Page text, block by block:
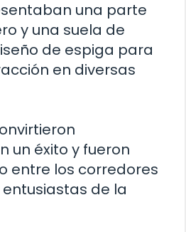
una parte
y una suela de
de espiga para
en diversas
un éxito y fueron
entre los corredores
de la